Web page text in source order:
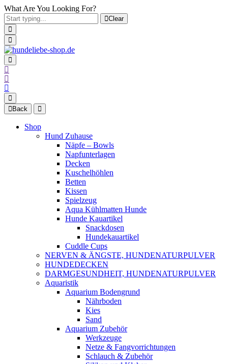
What Are You Looking For?
Clear
Back
Shop
Hund Zuhause
Näpfe – Bowls
Napfunterlagen
Decken
Kuschelhöhlen
Betten
Kissen
Spielzeug
Aqua Kühlmatten Hunde
Hunde Kauartikel
Snackdosen
Hundekauartikel
Cuddle Cups
NERVEN & ÄNGSTE, HUNDENATURPULVER
HUNDEDECKEN
DARMGESUNDHEIT, HUNDENATURPULVER
Aquaristik
Aquarium Bodengrund
Nährboden
Kies
Sand
Aquarium Zubehör
Werkzeuge
Netze & Fangvorrichtungen
Schlauch & Zubehör